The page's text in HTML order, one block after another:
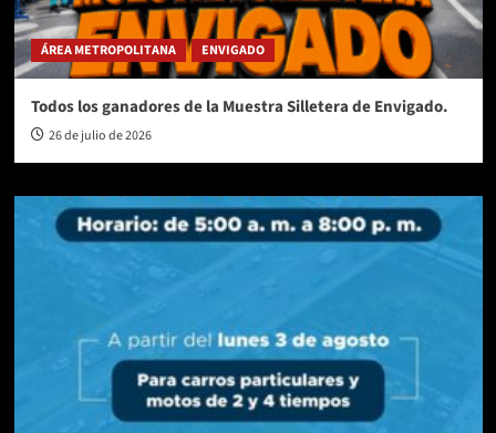
ÁREA METROPOLITANA ENVIGADO
Todos los ganadores de la Muestra Silletera de Envigado.
26 de julio de 2026